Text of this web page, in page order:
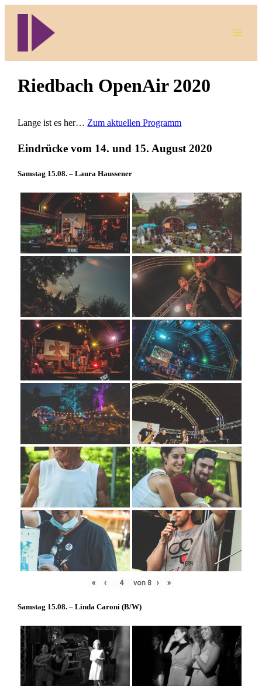
Riedbach OpenAir 2020
Lange ist es her… Zum aktuellen Programm
Eindrücke vom 14. und 15. August 2020
Samstag 15.08. – Laura Haussener
« ‹ von 8 › »
Samstag 15.08. – Linda Caroni (B/W)